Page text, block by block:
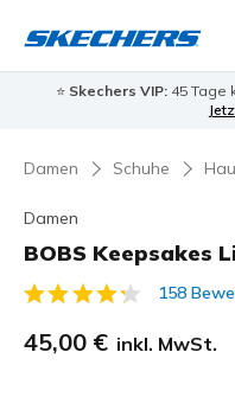
⭐ Skechers VIP:45 Tage
Damen Schuhe
Damen
BOBS Keepsakes
4,8 von 5 158
45,00 € inkl. MwSt.